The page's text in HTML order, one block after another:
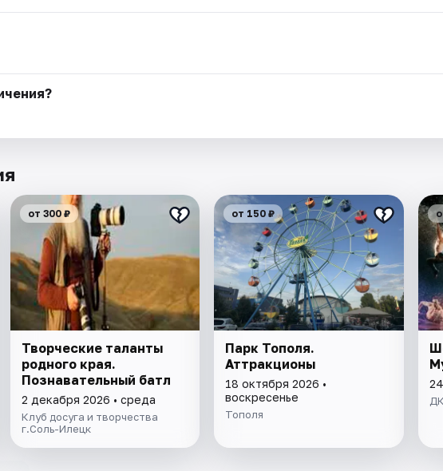
от 300 ₽
Творческие таланты
родного края.
Познавательный батл
2 декабря 2026 • среда
Клуб досуга и творчества
г.Соль-Илецк
от 150 ₽
Парк Тополя.
Аттракционы
18 октября 2026 •
воскресенье
Тополя